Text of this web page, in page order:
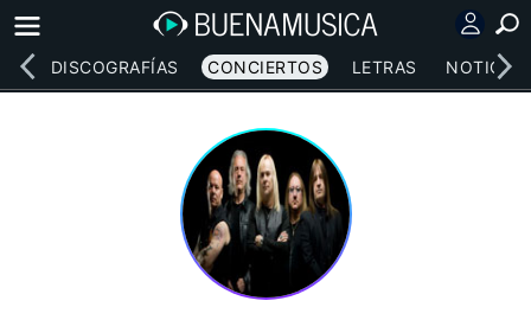
DISCOGRAFÍAS CONCIERTOS LETRAS NOTICIAS